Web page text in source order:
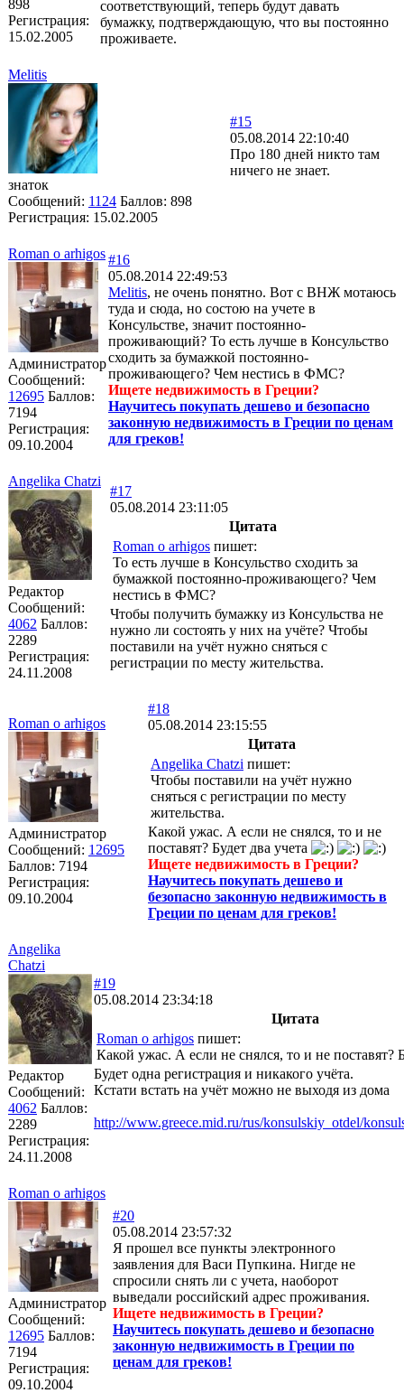
898
Регистрация:
15.02.2005
соответствующий, теперь будут давать
бумажку, подтверждающую, что вы постоянно
проживаете.
Melitis
знаток
Сообщений: 1124 Баллов: 898
Регистрация: 15.02.2005
#15
05.08.2014 22:10:40
Про 180 дней никто там
ничего не знает.
Roman o arhigos
Администратор
Сообщений:
12695 Баллов:
7194
Регистрация:
09.10.2004
#16
05.08.2014 22:49:53
Melitis, не очень понятно. Вот с ВНЖ мотаюсь
туда и сюда, но состою на учете в
Консульстве, значит постоянно-
проживающий? То есть лучше в Консульство
сходить за бумажкой постоянно-
проживающего? Чем нестись в ФМС?
Ищете недвижимость в Греции?
Научитесь покупать дешево и безопасно
законную недвижимость в Греции по ценам
для греков!
Angelika Chatzi
Редактор
Сообщений:
4062 Баллов:
2289
Регистрация:
24.11.2008
#17
05.08.2014 23:11:05
Цитата
Roman o arhigos пишет:
То есть лучше в Консульство сходить за
бумажкой постоянно-проживающего? Чем
нестись в ФМС?
Чтобы получить бумажку из Консульства не
нужно ли состоять у них на учёте? Чтобы
поставили на учёт нужно сняться с
регистрации по месту жительства.
Roman o arhigos
Администратор
Сообщений: 12695
Баллов: 7194
Регистрация:
09.10.2004
#18
05.08.2014 23:15:55
Цитата
Angelika Chatzi пишет:
Чтобы поставили на учёт нужно
сняться с регистрации по месту
жительства.
Какой ужас. А если не снялся, то и не
поставят? Будет два учета
Ищете недвижимость в Греции?
Научитесь покупать дешево и
безопасно законную недвижимость в
Греции по ценам для греков!
Angelika
Chatzi
Редактор
Сообщений:
4062 Баллов:
2289
Регистрация:
24.11.2008
#19
05.08.2014 23:34:18
Цитата
Roman o arhigos пишет:
Какой ужас. А если не снялся, то и не поставят?
Будет одна регистрация и никакого учёта.
Кстати встать на учёт можно не выходя из дома
http://www.greece.mid.ru/rus/konsulskiy_otdel/
Roman o arhigos
Администратор
Сообщений:
12695 Баллов:
7194
Регистрация:
09.10.2004
#20
05.08.2014 23:57:32
Я прошел все пункты электронного
заявления для Васи Пупкина. Нигде не
спросили снять ли с учета, наоборот
выведали российский адрес проживания.
Ищете недвижимость в Греции?
Научитесь покупать дешево и безопасно
законную недвижимость в Греции по
ценам для греков!